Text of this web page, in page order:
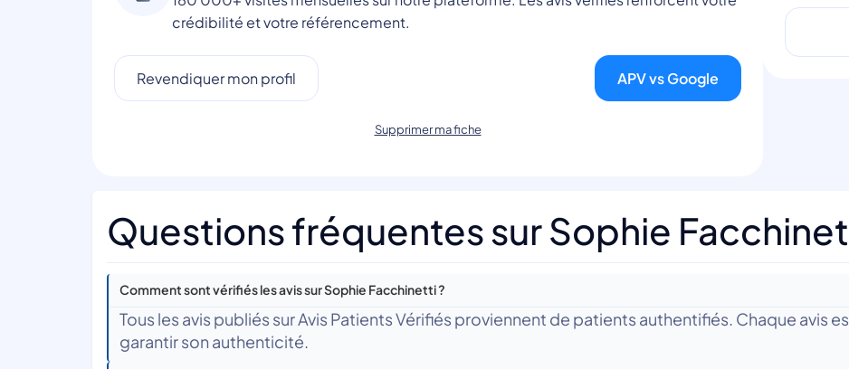
crédibilité et votre référencement.
Revendiquer mon profil APV vs Google
Supprimer ma fiche
Questions fréquentes sur Sophie
Comment sont vérifiés les avis sur Sophie Facchinetti ?
Tous les avis publiés sur Avis Patients Vérifiés proviennent de patients authentifiés. Chaque avis
garantir son authenticité.